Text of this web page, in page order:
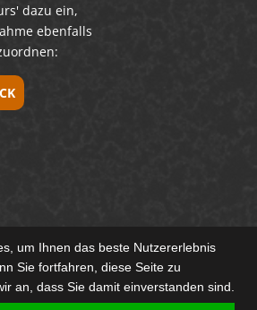
dazu ein,
ebenfalls
um Ihnen das beste Nutzererlebnis
Sie fortfahren, diese Seite zu
an, dass Sie damit einverstanden sind.